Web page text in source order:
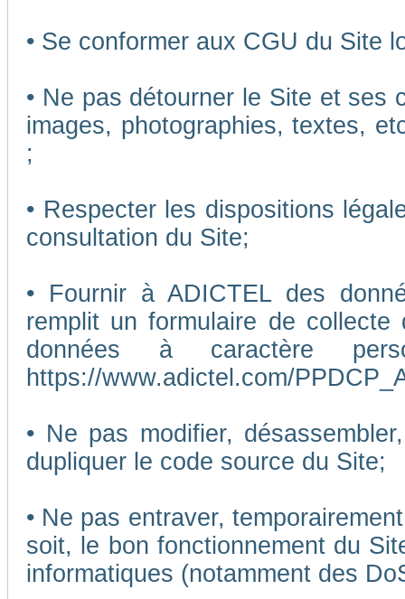
• Se conformer aux CGU du Site
• Ne pas détourner le Site et ses
images, photographies, textes,
;
• Respecter les dispositions
consultation du Site;
• Fournir à ADICTEL des
remplit un formulaire de
données à caractère
https://www.adictel.com/
• Ne pas modifier,
dupliquer le code source du Site;
• Ne pas entraver,
soit, le bon fonctionnement du
informatiques (notamment des